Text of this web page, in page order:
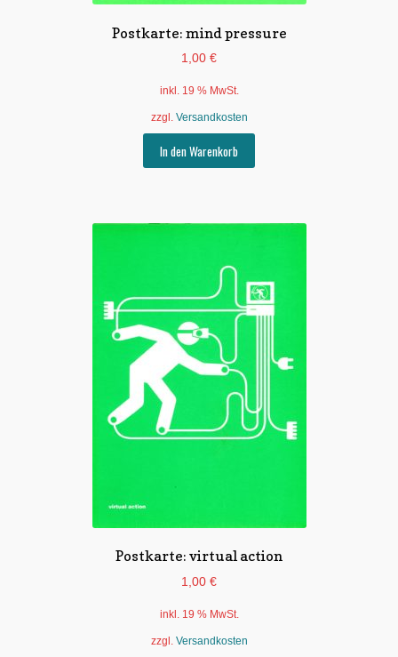
Postkarte: mind pressure
1,00 €
inkl. 19 % MwSt.
zzgl. Versandkosten
In den Warenkorb
Postkarte: virtual action
1,00 €
inkl. 19 % MwSt.
zzgl. Versandkosten